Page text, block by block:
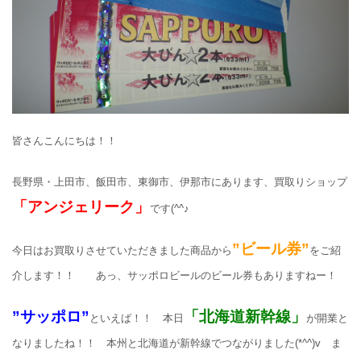
皆さんこんにちは！！
長野県・上田市、飯田市、東御市、伊那市にあります、買取りショップ
「アンジェリーク」 です(^^♪
今日はお買取りさせていただきました商品から ”ビール券”をご紹
介します！！ あっ、サッポロビールのビール券もありますねー！
”サッポロ” といえば！！ 本日 「北海道新幹線」 が開業と
なりましたね！！ 本州と北海道が新幹線でつながりました(*^^)v ま